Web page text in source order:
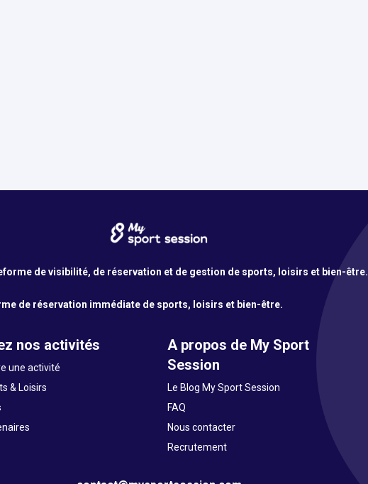
de visibilité, de réservation et de gestion de sports, loisirs et bien-être.
de réservation immédiate de sports, loisirs et bien-être.
nos activités
une activité
& Loisirs
A propos de My Sport
Session
Le Blog My Sport Session
FAQ
Nous contacter
Recrutement